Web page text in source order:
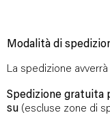
Modalità di
La spedizione
Spedizione gratuita
su (escluse zone di